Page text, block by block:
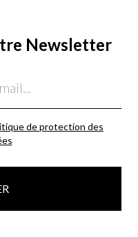
Newsletter
de protection des